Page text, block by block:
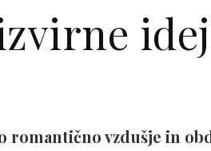
romantično vzdušje in